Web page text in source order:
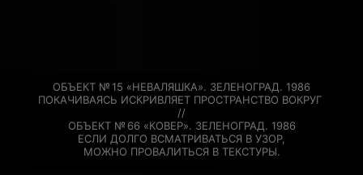
ОБЪЕКТ № 15 «НЕВАЛЯШКА». ЗЕЛЕНОГРАД. 1986
ПОКАЧИВАЯСЬ ИСКРИВЛЯЕТ ПРОСТРАНСТВО ВОКРУГ
//
ОБЪЕКТ № 66 «КОВЕР». ЗЕЛЕНОГРАД. 1986
ЕСЛИ ДОЛГО ВСМАТРИВАТЬСЯ В УЗОР,
МОЖНО ПРОВАЛИТЬСЯ В ТЕКСТУРЫ.